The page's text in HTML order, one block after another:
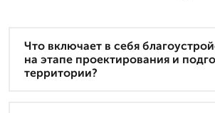
Что включает в себя
на этапе проектирования и
территории?